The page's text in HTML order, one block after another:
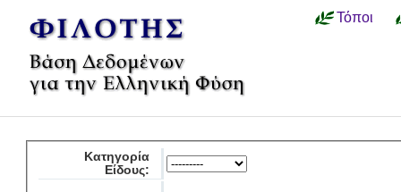
Τόποι
Κατηγορία
Είδους: